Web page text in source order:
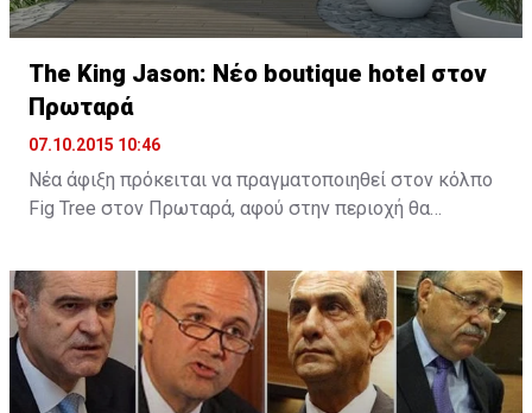
The King Jason: Νέο boutique hotel στον
Πρωταρά
07.10.2015 10:46
Νέα άφιξη πρόκειται να πραγματοποιηθεί στον κόλπο
Fig Tree στον Πρωταρά, αφού στην περιοχή θα
King Jason Protaras. Το νέο ξενοδοχείο θα
λειτουργήσει στα μέσα Απριλίου του 2016.